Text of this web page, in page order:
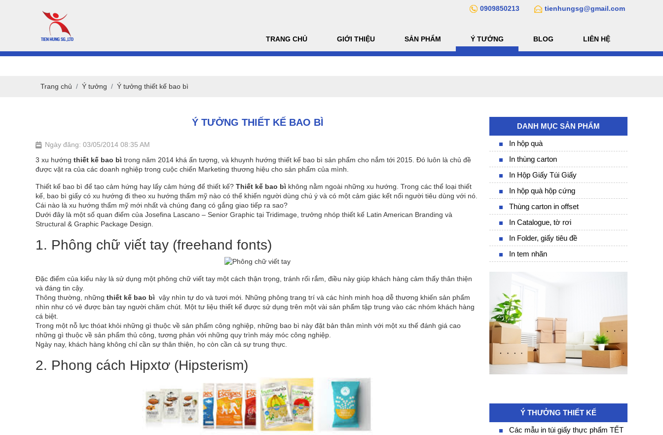
0909850213 tienhungsg@gmail.com
TRANG CHỦ GIỚI THIỆU SẢN PHẨM Ý TƯỞNG BLOG LIÊN HỆ
Trang chủ Ý tưởng Ý tưởng thiết kế bao bì
Ý TƯỞNG THIẾT KẾ BAO BÌ
Ngày đăng: 03/05/2014 08:35 AM
3 xu hướng thiết kế bao bì trong năm 2014 khá ấn tượng, và khuynh hướng thiết kế bao bì sản phẩm cho nắm tới 2015. Đó luôn là chủ đề
được vặt ra của các doanh nghiệp trong cuộc chiến Marketing thương hiệu cho sản phẩm của mình.
Thiết kế bao bì để tạo cảm hứng hay lấy cảm hứng để thiết kế? Thiết kế bao bì không nằm ngoài những xu hướng. Trong các thể loại thiết
kế, bao bì giấy có xu hướng đi theo xu hướng thẩm mỹ nào có thể khiến người dùng chú ý và có một cảm giác kết nối người tiêu dùng với nó.
Cái nào là xu hướng thẩm mỹ mới nhất và chúng đang có gắng giao tiếp ra sao?
Dưới đây là một số quan điểm của Josefina Lascano – Senior Graphic tại Tridimage, trưởng nhóp thiết kế Latin American Branding và
Structural & Graphic Package Design.
1. Phông chữ viết tay (freehand fonts)
Đặc điểm của kiểu này là sử dụng một phông chữ viết tay một cách thận trọng, tránh rối rắm, điều này giúp khách hàng cảm thấy thân thiện
và đáng tin cậy.
Thông thường, những thiết kế bao bì vậy nhìn tự do và tươi mới. Những phông trang trí và các hình minh hoạ dễ thương khiến sản phẩm
nhìn như có vẻ được bàn tay người chăm chút. Một tư liệu thiết kế được sử dụng trên một vài sản phẩm tập trung vào các nhóm khách hàng
cá biệt.
Trong một nỗ lực thóat khỏi những gì thuộc về sản phẩm công nghiệp, những bao bì này đặt bản thân mình với một xu thế đánh giá cao
những gì thuộc về sản phẩm thủ công, tương phản với những quy trình máy móc công nghiệp.
Ngày nay, khách hàng không chỉ cần sự thân thiện, họ còn cần cả sự trung thực.
2. Phong cách Hipxtơ (Hipsterism)
DANH MỤC SẢN PHẨM
In hộp quà
In thùng carton
In Hộp Giấy Túi Giấy
In hộp quà hộp cứng
Thùng carton in offset
In Catalogue, tờ rơi
In Folder, giấy tiêu đề
In tem nhãn
Ý THƯỞNG THIẾT KẾ
Các mẫu in túi giấy thực phẩm TẾT